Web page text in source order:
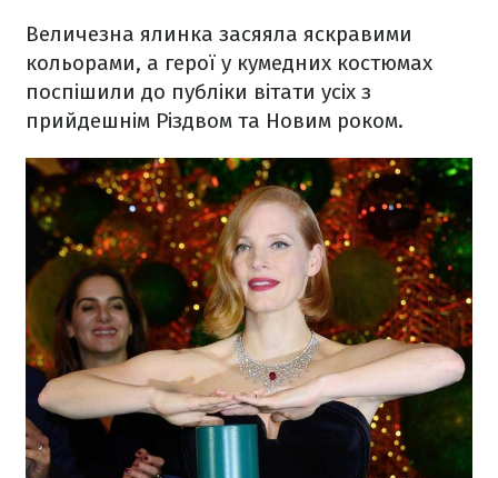
Величезна ялинка засяяла яскравими
кольорами, а герої у кумедних костюмах
поспішили до публіки вітати усіх з
прийдешнім Різдвом та Новим роком.